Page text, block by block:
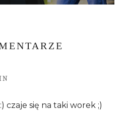
czaje się na taki worek ;)